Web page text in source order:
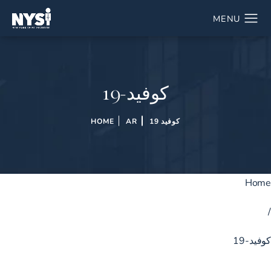
كوفيد-19
HOME AR كوفيد 19
Home
/
كوفيد-19